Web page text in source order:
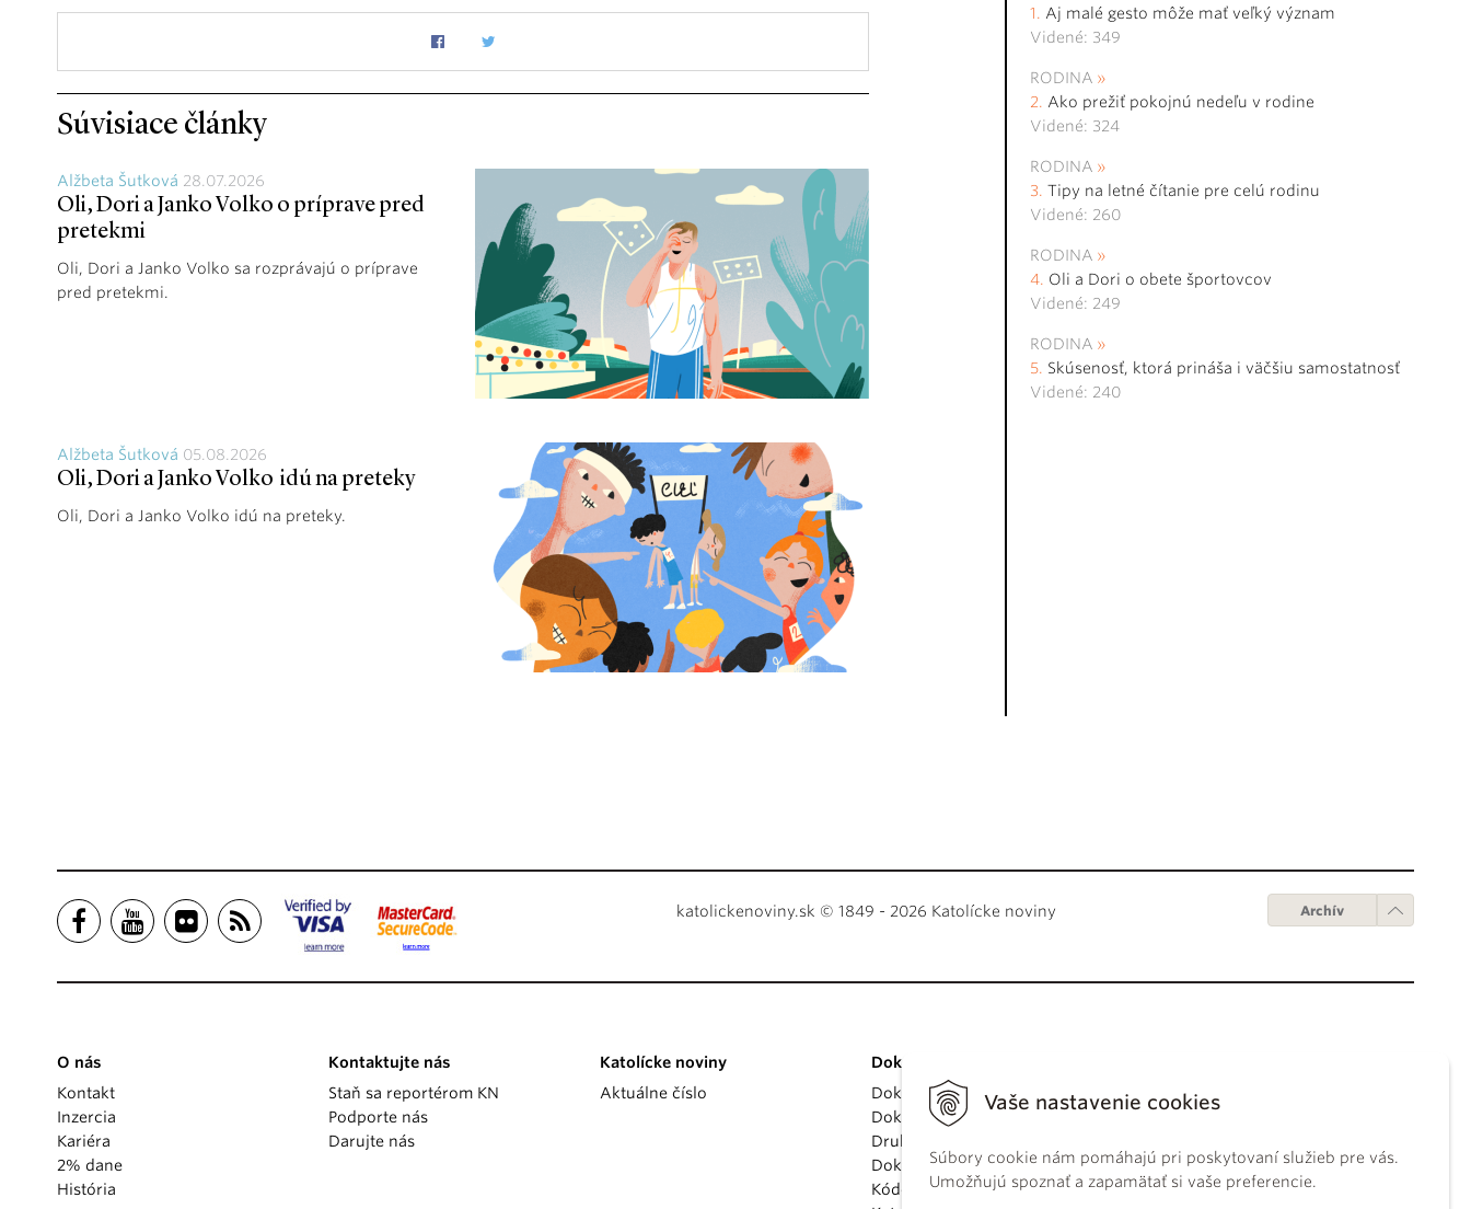
Vaše nastavenie cookies
Súbory cookie nám pomáhajú pri poskytovaní služieb pre vás.
Umožňujú spoznať a zapamätať si vaše preferencie.
Súvisiace články
Alžbeta Šutková 28.07.2026
Oli, Dori a Janko Volko o príprave pred
pretekmi
Oli, Dori a Janko Volko sa rozprávajú o príprave
pred pretekmi.
Alžbeta Šutková 05.08.2026
Oli, Dori a Janko Volko idú na preteky
Oli, Dori a Janko Volko idú na preteky.
Aj malé gesto môže mať veľký význam
Videné: 349
RODINA
Ako prežiť pokojnú nedeľu v rodine
Videné: 324
RODINA
Tipy na letné čítanie pre celú rodinu
Videné: 260
RODINA
Oli a Dori o obete športovcov
Videné: 249
RODINA
Skúsenosť, ktorá prináša i väčšiu samostatnosť
Videné: 240
katolickenoviny.sk © 1849 - 2026 Katolícke noviny Archív
O nás
Kontakt
Inzercia
Kariéra
2% dane
História
Kontaktujte nás
Staň sa reportérom KN
Podporte nás
Darujte nás
Katolícke noviny
Aktuálne číslo
Dokumenty
Dokumenty pápežov
Dokumenty vatikánskych úradov
Druhý vatikánsky koncil
Dokumenty KBS
Kódex kánonického práva
Digitálne vydanie
Používanie cookies